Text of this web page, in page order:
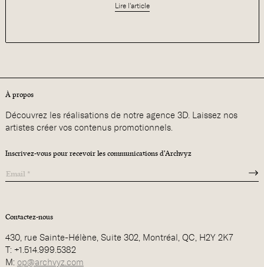
Lire l'article
À propos
Découvrez les réalisations de notre agence 3D. Laissez nos
artistes créer vos contenus promotionnels.
Inscrivez-vous pour recevoir les communications d'Archvyz
Contactez-nous
430, rue Sainte-Hélène, Suite 302, Montréal, QC, H2Y 2K7
T: +1.514.999.5382
M: op@archvyz.com